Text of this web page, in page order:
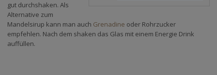
gut durchshaken. Als
Alternative zum
Mandelsirup kann man auch Grenadine oder Rohrzucker
empfehlen. Nach dem shaken das Glas mit einem Energie Drink
auffüllen.